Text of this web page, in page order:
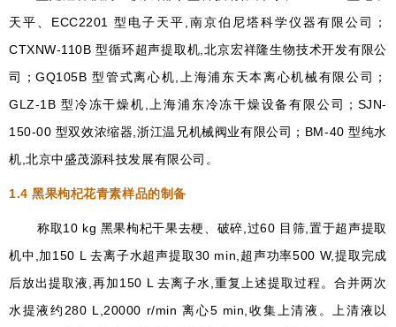
天平、ECC2201 型电子天平,南京伯尼塔科学仪器有限公司；
CTXNW-110B 型循环超声提取机,北京宏祥隆生物技术开发有限公
司；GQ105B 型管式离心机,上海浦东天本离心机械有限公司；
GLZ-1B 型冷冻干燥机,上海浦东冷冻干燥设备有限公司；SJN-
150-00 型双效浓缩器,浙江温兄机械阀业有限公司；BM-40 型纯水
机,北京中盛茂源科技发展有限公司。
1.4黑果枸杞花青素样品的制备
称取10 kg 黑果枸杞干果去梗、破碎,过60 目筛,置于超声提取
机中,加150 L 去离子水超声提取30 min,超声功率500 W,提取完成
后放出提取液,再加150 L 去离子水,重复上述提取过程。合并两次
水提液约280 L,20000 r/min 离心5 min,收集上清液。上清液以